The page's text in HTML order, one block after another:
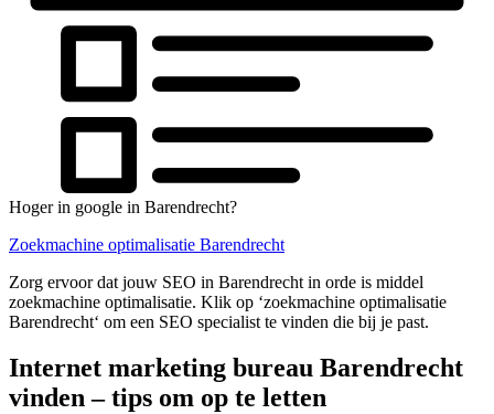
Hoger in google in Barendrecht?
Zoekmachine optimalisatie Barendrecht
Zorg ervoor dat jouw SEO in Barendrecht in orde is middel
zoekmachine optimalisatie. Klik op ‘zoekmachine optimalisatie
Barendrecht‘ om een SEO specialist te vinden die bij je past.
Internet marketing bureau Barendrecht
vinden – tips om op te letten